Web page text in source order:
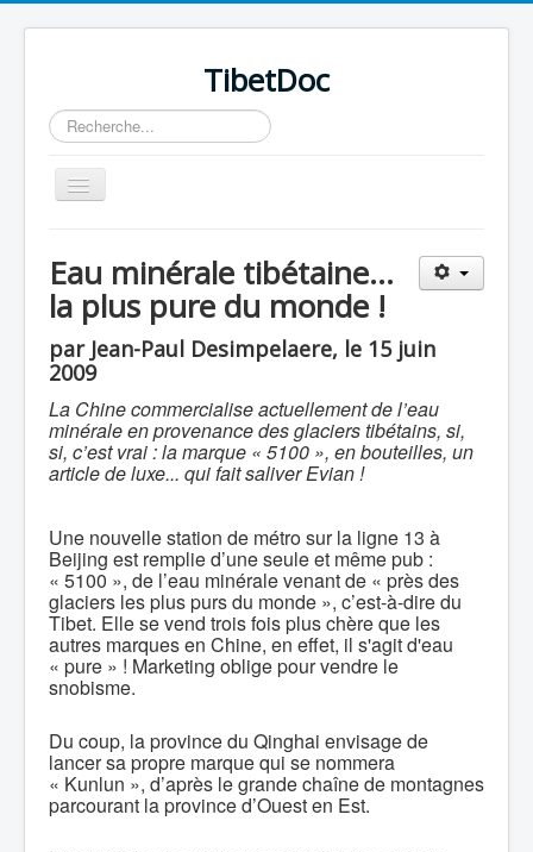
TibetDoc
Rechercher
Basculer
la
Eau minérale tibétaine...
la plus pure du monde !
par Jean-Paul Desimpelaere, le 15 juin
2009
La Chine commercialise actuellement de l’eau
minérale en provenance des glaciers tibétains, si,
si, c’est vrai : la marque « 5100 », en bouteilles, un
article de luxe... qui fait saliver Evian !
Une nouvelle station de métro sur la ligne 13 à
Beijing est remplie d’une seule et même pub :
« 5100 », de l’eau minérale venant de « près des
glaciers les plus purs du monde », c’est-à-dire du
Tibet. Elle se vend trois fois plus chère que les
autres marques en Chine, en effet, il s'agit d'eau
« pure » ! Marketing oblige pour vendre le
snobisme.
Du coup, la province du Qinghai envisage de
lancer sa propre marque qui se nommera
« Kunlun », d’après le grande chaîne de montagnes
parcourant la province d’Ouest en Est.